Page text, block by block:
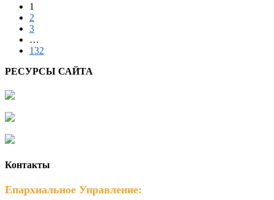
1
2
3
…
132
РЕСУРСЫ САЙТА
Контакты
Епархиальное Управление: